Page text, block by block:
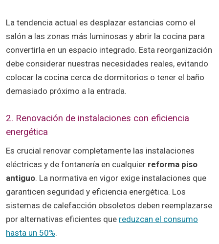
La tendencia actual es desplazar estancias como el
salón a las zonas más luminosas y abrir la cocina para
convertirla en un espacio integrado. Esta reorganización
debe considerar nuestras necesidades reales, evitando
colocar la cocina cerca de dormitorios o tener el baño
demasiado próximo a la entrada.
2. Renovación de instalaciones con eficiencia
energética
Es crucial renovar completamente las instalaciones
eléctricas y de fontanería en cualquier reforma piso
antiguo. La normativa en vigor exige instalaciones que
garanticen seguridad y eficiencia energética. Los
sistemas de calefacción obsoletos deben reemplazarse
por alternativas eficientes que reduzcan el consumo
hasta un 50%.